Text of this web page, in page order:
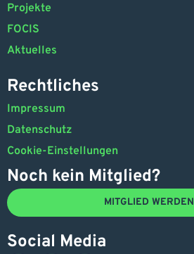
Projekte
FOCIS
Aktuelles
Rechtliches
Impressum
Datenschutz
Cookie-Einstellungen
Noch kein Mitglied?
MITGLIED WERDEN
Social Media